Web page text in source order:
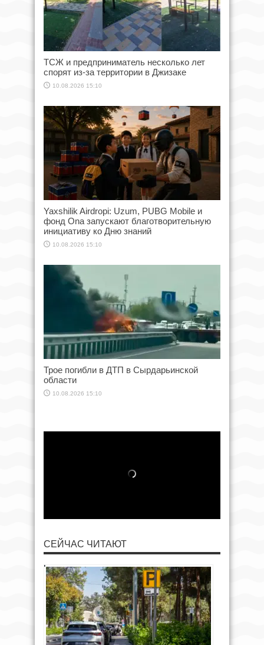
ТСЖ и предприниматель несколько лет
спорят из-за территории в Джизаке
10.08.2026 15:10
Yaxshilik Airdropi: Uzum, PUBG Mobile и
фонд Ona запускают благотворительную
инициативу ко Дню знаний
10.08.2026 15:10
Трое погибли в ДТП в Сырдарьинской
области
10.08.2026 15:10
СЕЙЧАС ЧИТАЮТ